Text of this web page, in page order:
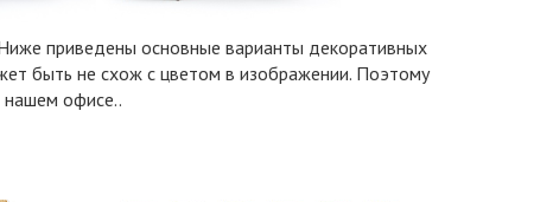
приведены основные варианты декоративных
быть не схож с цветом в изображении. Поэтому
нашем офисе..